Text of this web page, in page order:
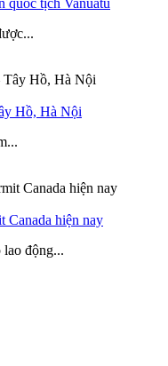
quốc tịch Vanuatu
Hồ, Hà Nội
Canada hiện nay
lao động...